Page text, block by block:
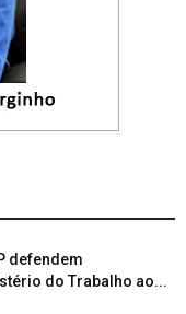
defendem
do Trabalho ao...